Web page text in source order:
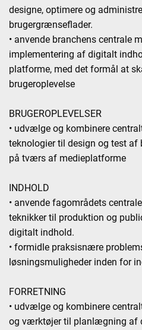
designe, optimere og
brugergrænseflader.
• anvende branchens centrale
implementering af digitalt
platforme, med det formål at
brugeroplevelse
BRUGEROPLEVELSER
• udvælge og kombinere
teknologier til design og test af
på tværs af medieplatforme
INDHOLD
• anvende fagområdets
teknikker til produktion og
digitalt indhold.
• formidle praksisnære
løsningsmuligheder inden for
FORRETNING
• udvælge og kombinere
og værktøjer til planlægning af